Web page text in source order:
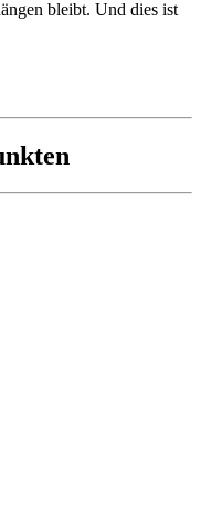
bleibt. Und dies ist